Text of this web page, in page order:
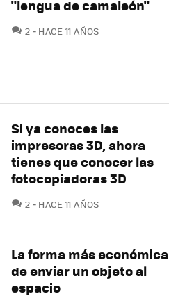
"lengua de camaleón"
2 COMENTARIOS
HACE 11 AÑOS
Si ya conoces las
impresoras 3D, ahora
tienes que conocer las
fotocopiadoras 3D
2 COMENTARIOS
HACE 11 AÑOS
La forma más económica
de enviar un objeto al
espacio